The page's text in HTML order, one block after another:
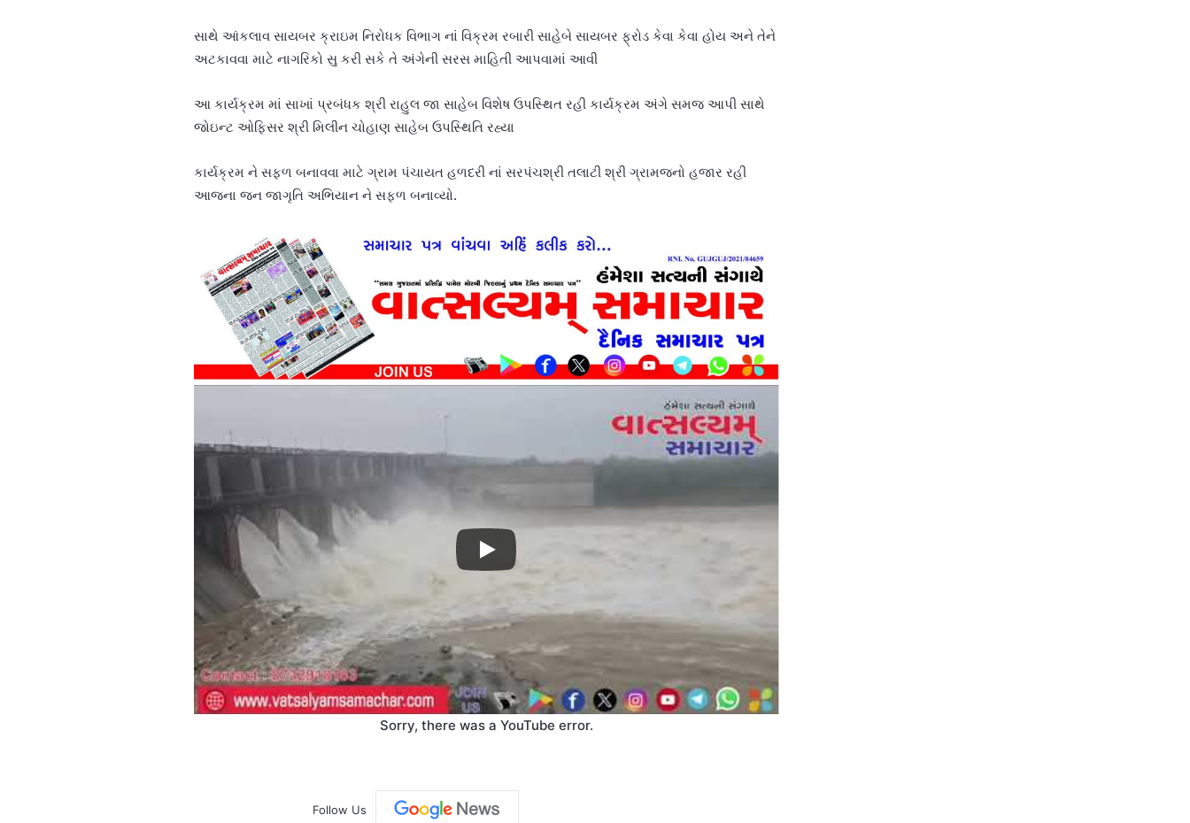
સાથે આંકલાવ સાયબર ક્રાઇમ નિરોધક વિભાગ નાં વિક્રમ રબારી સાહેબે સાયબર ફ્રોડ કેવા કેવા હોય અને તેને
અટકાવવા માટે નાગરિકો સુ કરી સકે તે અંગેની સરસ માહિતી આપવામાં આવી
આ કાર્યક્રમ માં સાખાં પ્રબંધક શ્રી રાહુલ જા સાહેબ વિશેષ ઉપસ્થિત રહી કાર્યક્રમ અંગે સમજ આપી સાથે
જોઇન્ટ ઓફિસર શ્રી મિલીન ચોહાણ સાહેબ ઉપસ્થિતિ રહ્યા
કાર્યક્રમ ને સફળ બનાવવા માટે ગ્રામ પંચાયત હળદરી નાં સરપંચશ્રી તલાટી શ્રી ગ્રામજનો હજાર રહી
આજના જન જાગૃતિ અભિયાન ને સફળ બનાવ્યો.
Sorry, there was a YouTube error.
Follow Us